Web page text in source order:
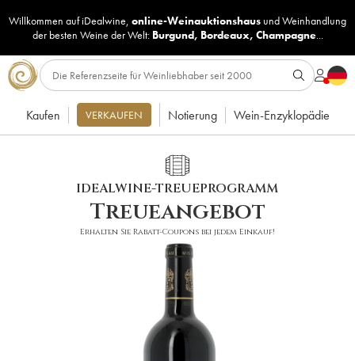
Willkommen auf iDealwine, online-Weinauktionshaus undWeinhandlung
der besten Weine der Welt: Burgund, Bordeaux, Champagne...
Kaufen VERKAUFEN Notierung Wein-Enzyklopädie
IDEALWINE-TREUEPROGRAMM
Treueangebot
Erhalten Sie Rabatt-Coupons bei jedem Einkauf!